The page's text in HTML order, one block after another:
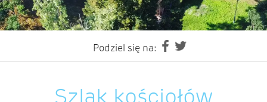
Podziel się na:
Szlak kościołów